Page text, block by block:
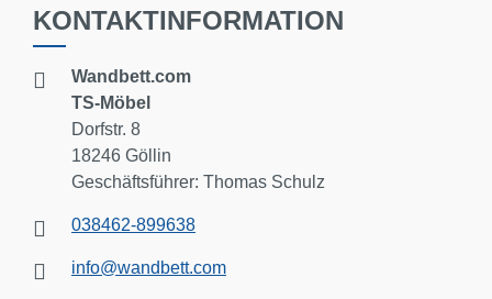
KONTAKTINFORMATION
Wandbett.com
TS-Möbel
Dorfstr. 8
18246 Göllin
Geschäftsführer: Thomas Schulz
038462-899638
info@wandbett.com